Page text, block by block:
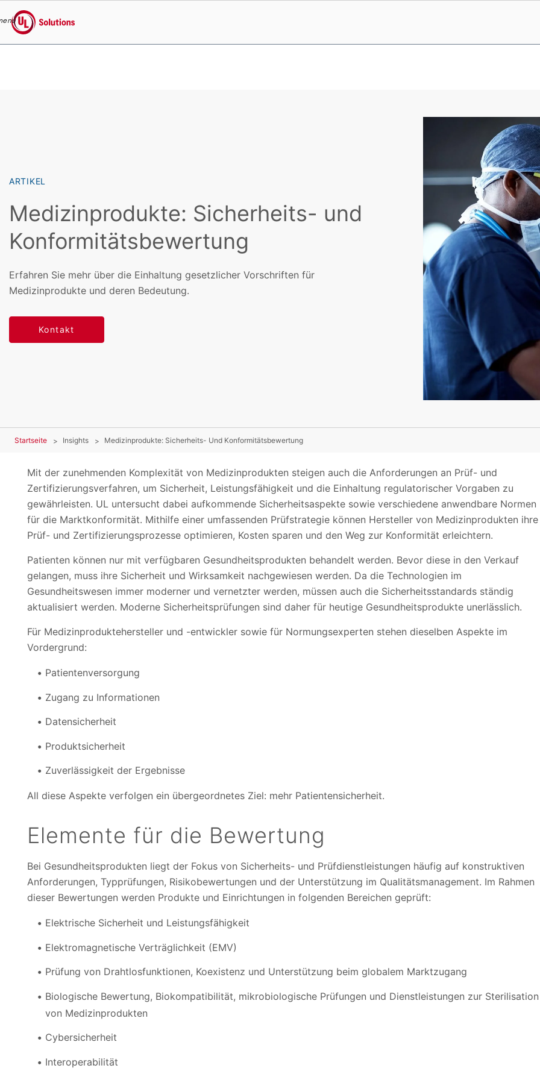
UL Solutions
ARTIKEL
Medizinprodukte: Sicherheits- und
Konformitätsbewertung
Erfahren Sie mehr über die Einhaltung gesetzlicher Vorschriften für
Medizinprodukte und deren Bedeutung.
Kontakt
Startseite Insights Medizinprodukte: Sicherheits- Und Konformitätsbewertung
Mit der zunehmenden Komplexität von Medizinprodukten steigen auch die Anforderungen an Prüf- und
Zertifizierungsverfahren, um Sicherheit, Leistungsfähigkeit und die Einhaltung regulatorischer Vorgaben zu
gewährleisten. UL untersucht dabei aufkommende Sicherheitsaspekte sowie verschiedene anwendbare Normen
für die Marktkonformität. Mithilfe einer umfassenden Prüfstrategie können Hersteller von Medizinprodukten ihre
Prüf- und Zertifizierungsprozesse optimieren, Kosten sparen und den Weg zur Konformität erleichtern.
Patienten können nur mit verfügbaren Gesundheitsprodukten behandelt werden. Bevor diese in den Verkauf
gelangen, muss ihre Sicherheit und Wirksamkeit nachgewiesen werden. Da die Technologien im
Gesundheitswesen immer moderner und vernetzter werden, müssen auch die Sicherheitsstandards ständig
aktualisiert werden. Moderne Sicherheitsprüfungen sind daher für heutige Gesundheitsprodukte unerlässlich.
Für Medizinproduktehersteller und -entwickler sowie für Normungsexperten stehen dieselben Aspekte im
Vordergrund:
Patientenversorgung
Zugang zu Informationen
Datensicherheit
Produktsicherheit
Zuverlässigkeit der Ergebnisse
All diese Aspekte verfolgen ein übergeordnetes Ziel: mehr Patientensicherheit.
Elemente für die Bewertung
Bei Gesundheitsprodukten liegt der Fokus von Sicherheits- und Prüfdienstleistungen häufig auf konstruktiven
Anforderungen, Typprüfungen, Risikobewertungen und der Unterstützung im Qualitätsmanagement. Im Rahmen
dieser Bewertungen werden Produkte und Einrichtungen in folgenden Bereichen geprüft:
Elektrische Sicherheit und Leistungsfähigkeit
Elektromagnetische Verträglichkeit (EMV)
Prüfung von Drahtlosfunktionen, Koexistenz und Unterstützung beim globalem Marktzugang
Biologische Bewertung, Biokompatibilität, mikrobiologische Prüfungen und Dienstleistungen zur Sterilisation
von Medizinprodukten
Cybersicherheit
Interoperabilität